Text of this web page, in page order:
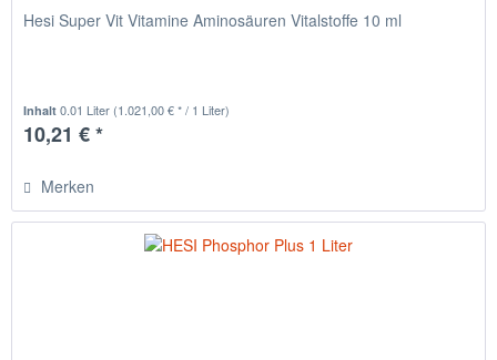
Hesi Super Vit Vitamine Aminosäuren Vitalstoffe 10 ml
Inhalt0.01 Liter (1.021,00 € * / 1 Liter)
10,21 € *
Merken